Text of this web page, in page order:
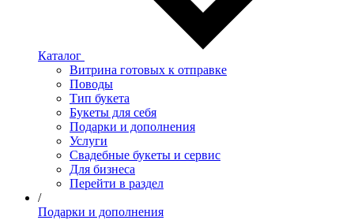
Каталог
Витрина готовых к отправке
Поводы
Тип букета
Букеты для себя
Подарки и дополнения
Услуги
Свадебные букеты и сервис
Для бизнеса
Перейти в раздел
/
Подарки и дополнения